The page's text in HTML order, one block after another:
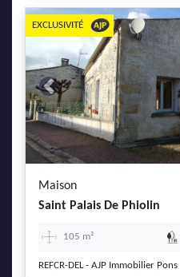
Previous
EXCLUSIVITÉ
Maison
Saint Palais De Phiolin
105 m²
REFCR-DEL - AJP Immobilier Pons